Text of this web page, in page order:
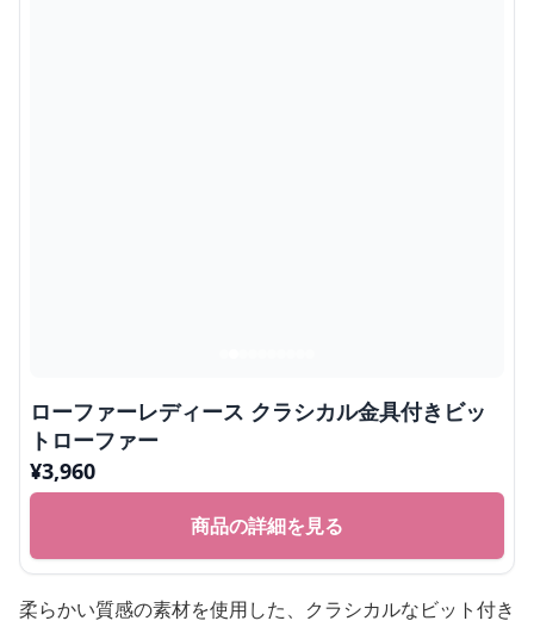
ローファーレディース クラシカル金具付きビッ
トローファー
¥3,960
商品の詳細を見る
柔らかい質感の素材を使用した、クラシカルなビット付き